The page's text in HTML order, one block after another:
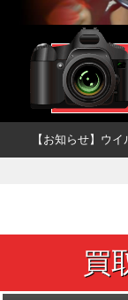
【お知らせ】ウ